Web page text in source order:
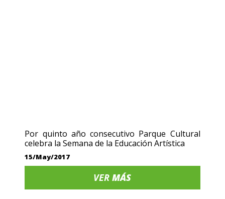
Por quinto año consecutivo Parque Cultural
celebra la Semana de la Educación Artística
15/May/2017
VERMÁS